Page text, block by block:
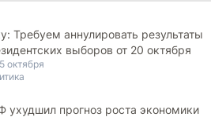
Требуем аннулировать результаты
выборов от 20 октября
октября
ухудшил прогноз роста экономики